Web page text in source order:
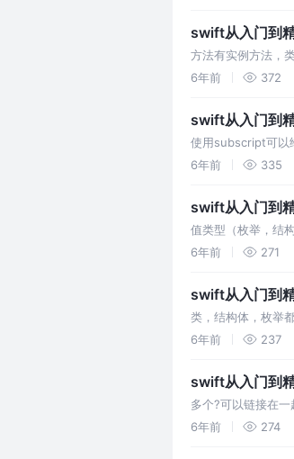
swift从入门到
方法有实例方法，
构体和枚举是值类
6年前 372
swift从入门到
使用subscript可以
例，则必须设置下
6年前 335
swift从入门到
值类型（枚举，结
可以将父类的属性
6年前 271
swift从入门到
类，结构体，枚举
器，分配内存实例
6年前 237
swift从入门到
多个?可以链接在
6年前
274